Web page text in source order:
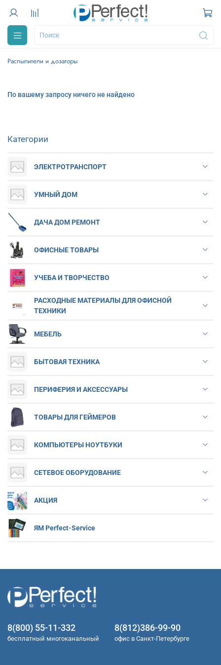
Распылители и дозаторы
По вашему запросу ничего не найдено
Категории
ЭЛЕКТРОТРАНСПОРТ
УМНЫЙ ДОМ
ДАЧА ДОМ РЕМОНТ
ОФИСНЫЕ ТОВАРЫ
УЧЕБА И ТВОРЧЕСТВО
РАСХОДНЫЕ МАТЕРИАЛЫ ДЛЯ ОФИСНОЙ
ТЕХНИКИ
МЕБЕЛЬ
БЫТОВАЯ ТЕХНИКА
ПЕРИФЕРИЯ И АКСЕССУАРЫ
ТОВАРЫ ДЛЯ ГЕЙМЕРОВ
КОМПЬЮТЕРЫ НОУТБУКИ
СЕТЕВОЕ ОБОРУДОВАНИЕ
АКЦИЯ
ЯМ Perfect-Service
8(800) 55-11-332
бесплатный многоканальный
8(812)386-99-90
офис в Санкт-Петербурге